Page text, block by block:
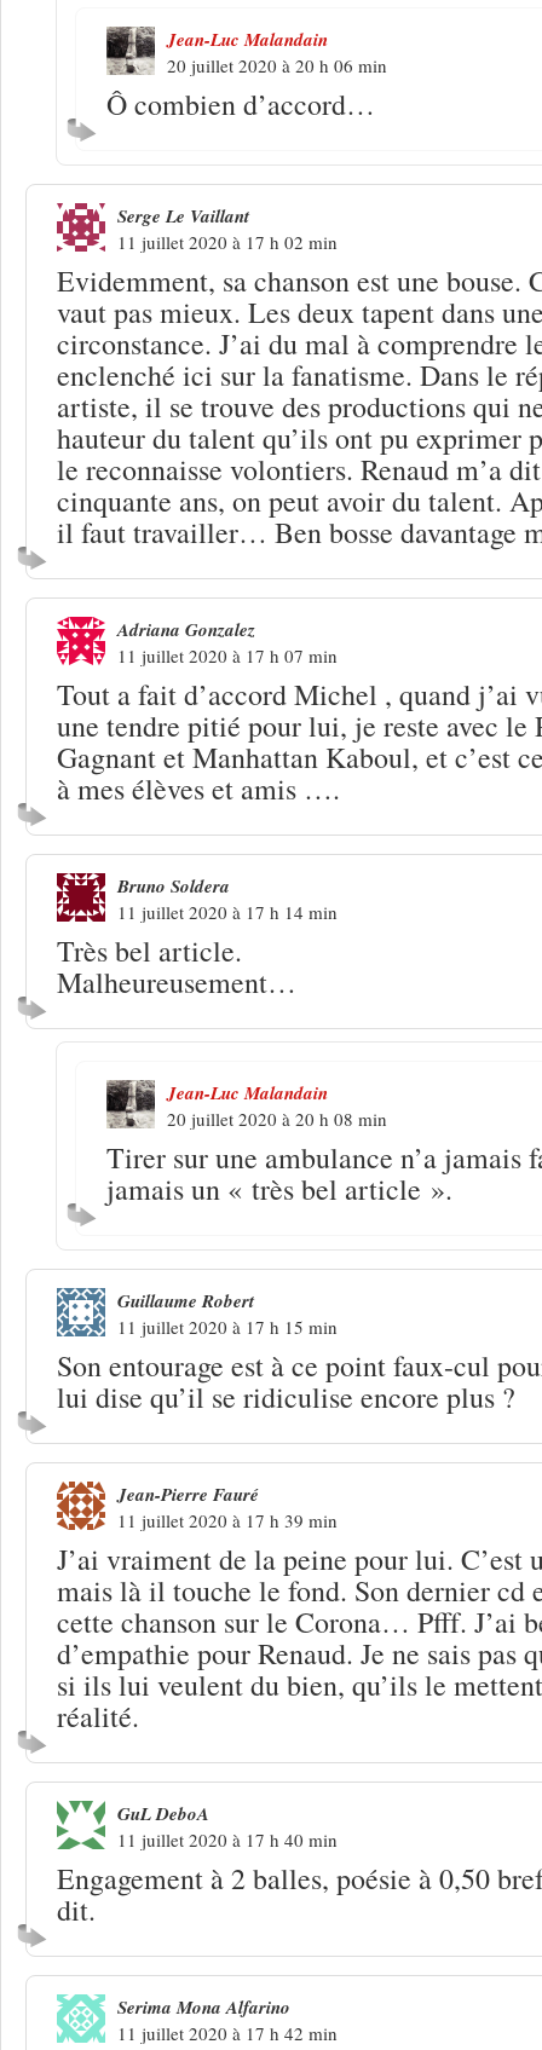
Jean-Luc Malandain
20 juillet 2020 à 20 h 06 min
Ô combien d’accord…
Serge Le Vaillant
11 juillet 2020 à 17 h 02 min
Evidemment, sa chanson est une bouse.
vaut pas mieux. Les deux tapent dans
circonstance. J’ai du mal à comprendre
enclenché ici sur la fanatisme. Dans le
artiste, il se trouve des productions qui
hauteur du talent qu’ils ont pu exprimer
le reconnaisse volontiers. Renaud m’a
cinquante ans, on peut avoir du talent.
il faut travailler… Ben bosse davantage
Adriana Gonzalez
11 juillet 2020 à 17 h 07 min
Tout a fait d’accord Michel , quand j’ai
une tendre pitié pour lui, je reste avec le
Gagnant et Manhattan Kaboul, et c’est
à mes élèves et amis ….
Bruno Soldera
11 juillet 2020 à 17 h 14 min
Très bel article.
Malheureusement…
Jean-Luc Malandain
20 juillet 2020 à 20 h 08 min
Tirer sur une ambulance n’a jamais
jamais un « très bel article ».
Guillaume Robert
11 juillet 2020 à 17 h 15 min
Son entourage est à ce point faux-cul
lui dise qu’il se ridiculise encore plus ?
Jean-Pierre Fauré
11 juillet 2020 à 17 h 39 min
J’ai vraiment de la peine pour lui. C’est
mais là il touche le fond. Son dernier cd
cette chanson sur le Corona… Pfff. J’ai
d’empathie pour Renaud. Je ne sais
si ils lui veulent du bien, qu’ils le
réalité.
GuL DeboA
11 juillet 2020 à 17 h 40 min
Engagement à 2 balles, poésie à 0,50
dit.
Serima Mona Alfarino
11 juillet 2020 à 17 h 42 min